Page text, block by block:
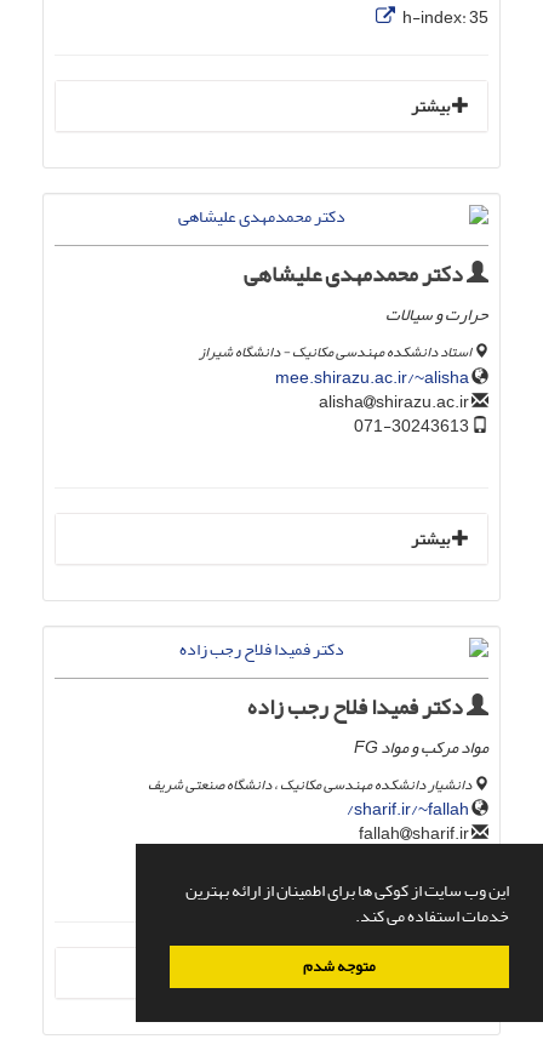
این وب سایت از کوکی ها برای اطمینان از ارائه بهترین
خدمات استفاده می کند.
متوجه شدم
h-index:35
بیشتر
دکتر محمدمهدی علیشاهی
حرارت و سیالات
استاد دانشکده مهندسی مکانیک - دانشگاه شیراز
mee.shirazu.ac.ir/~alisha
shirazu.ac.ir
بیشتر
دکتر فمیدا فلاح رجب زاده
مواد مرکب و مواد FG
دانشیار دانشکده مهندسی مکانیک ، دانشگاه صنعتی شریف
sharif.ir/~fallah/
sharif.ir
h-index: 12